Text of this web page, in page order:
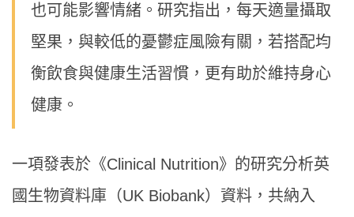
也可能影響情緒。研究指出，每天適量攝取
堅果，與較低的憂鬱症風險有關，若搭配均
衡飲食與健康生活習慣，更有助於維持身心
健康。
一項發表於《Clinical Nutrition》的研究分析英
國生物資料庫（UK Biobank）資料，共納入